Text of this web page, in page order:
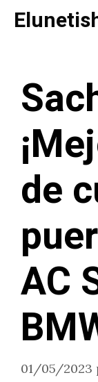
Saltar
de
AC
01/05/2023